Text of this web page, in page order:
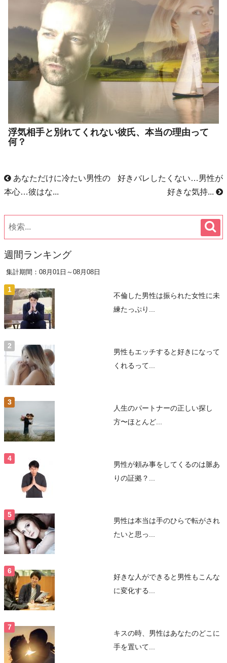
浮気相手と別れてくれない彼氏、本当の理由って
何？
あなただけに冷たい男性の
本心…彼はな...
好きバレしたくない…男性が
好きな気持...
週間ランキング
集計期間：08月01日～08月08日
不倫した男性は振られた女性に未
練たっぷり...
男性もエッチすると好きになって
くれるって...
人生のパートナーの正しい探し
方〜ほとんど...
男性が頼み事をしてくるのは脈あ
りの証拠？...
男性は本当は手のひらで転がされ
たいと思っ...
好きな人ができると男性もこんな
に変化する...
キスの時、男性はあなたのどこに
手を置いて...